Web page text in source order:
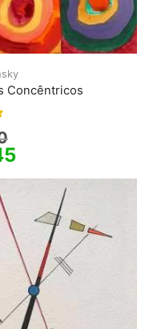
Concêntricos